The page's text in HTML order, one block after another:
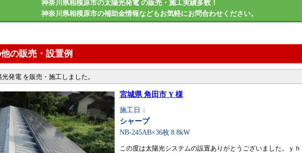
神奈川県相模原市の太陽光発電 の販売・施工実績多数！
神奈川県相模原市の補助金情報などもお気軽にお問合わせください。
の販売・設置例
発電 を販売・施工しました。
宮城県 角田市 Y 様
施工日：
シャープ
NB-245AB×36枚 8.8kW
この度は太陽光システムの設置ありがとうございました。ｙｈ